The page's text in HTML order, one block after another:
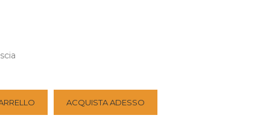
ACQUISTA ADESSO